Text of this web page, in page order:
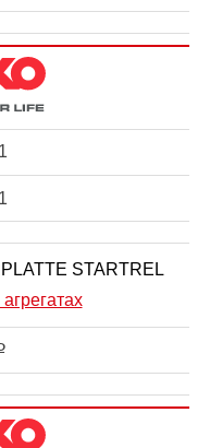
STARTREL